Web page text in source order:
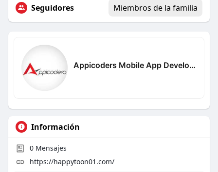
Seguidores Miembros de la familia
Appicoders Mobile App Development Company
Información
0Mensajes
https://happytoon01.com/